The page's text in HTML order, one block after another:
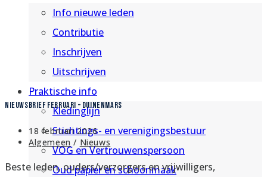
Info nieuwe leden
Contributie
Inschrijven
Uitschrijven
Praktische info
Kledinglijn
Stichtings- en verenigingsbestuur
VOG en Vertrouwenspersoon
Oud papier en schoonmaak
Nieuwsbrief februari – Duinenmars
Bericht
gepubliceerd
18 februari 2026
Berichtcategorie:
Algemeen / Nieuws
Beste leden, ouders/verzorgers en vrijwilligers,